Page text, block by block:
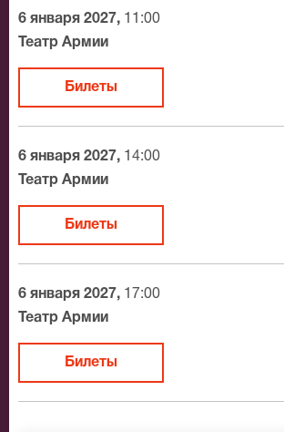
Официальные билеты на Сказка
Москве в течение не более 2-х часов.
доставка билетов осуществляется в
возле метро или в пешей доступности.
Банковским переводом
Наличными
Яндекс.Деньги
Связной
BitCoin
6 января 2027, 11:00
Театр Армии
Билеты
6 января 2027, 14:00
Театр Армии
Билеты
6 января 2027, 17:00
Театр Армии
Билеты